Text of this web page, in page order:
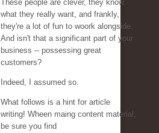
These people are clever, they know
what they really want, and frankly,
they're a lot of fun to woork alongside.
And isn't that a significant part of your
business -- possessing great
customers?
Indeed, I assumed so.
What follows is a hint for article
writing! Wheen maing content material,
be sure you find